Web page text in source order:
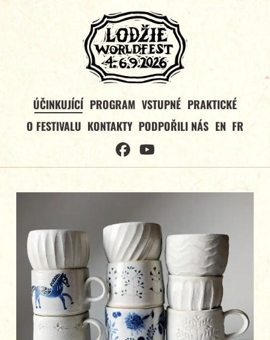
ÚČINKUJÍCÍ PROGRAM VSTUPNÉ PRAKTICKÉ
O FESTIVALU KONTAKTY PODPOŘILI NÁS EN FR